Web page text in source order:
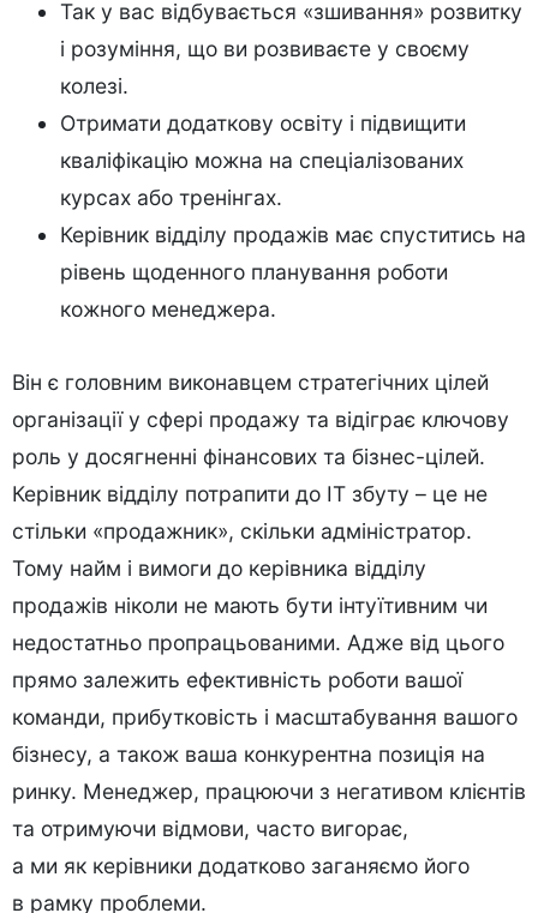
Так у вас відбувається «зшивання» розвитку
і розуміння, що ви розвиваєте у своєму
колезі.
Отримати додаткову освіту і підвищити
кваліфікацію можна на спеціалізованих
курсах або тренінгах.
Керівник відділу продажів має спуститись на
рівень щоденного планування роботи
кожного менеджера.
Він є головним виконавцем стратегічних цілей
організації у сфері продажу та відіграє ключову
роль у досягненні фінансових та бізнес-цілей.
Керівник відділу потрапити до IT збуту – це не
стільки «продажник», скільки адміністратор.
Тому найм і вимоги до керівника відділу
продажів ніколи не мають бути інтуїтивним чи
недостатньо пропрацьованими. Адже від цього
прямо залежить ефективність роботи вашої
команди, прибутковість і масштабування вашого
бізнесу, а також ваша конкурентна позиція на
ринку. Менеджер, працюючи з негативом клієнтів
та отримуючи відмови, часто вигорає,
а ми як керівники додатково заганяємо його
в рамку проблеми.